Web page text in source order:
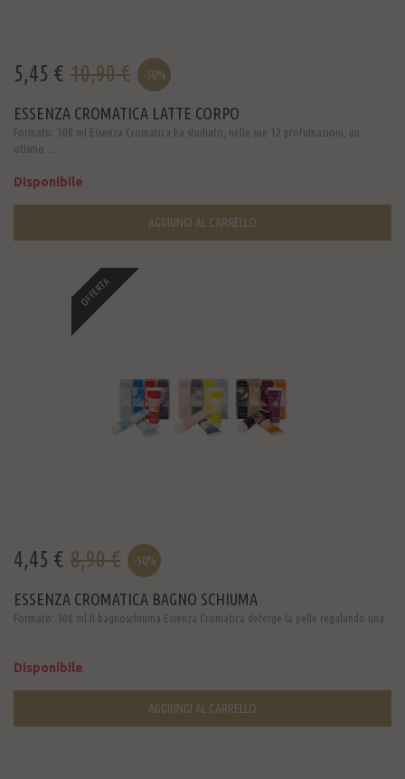
5,45 € 10,90 € -50%
ESSENZA CROMATICA LATTE CORPO
Formato: 300 ml Essenza Cromatica ha studiato, nelle sue 12 profumazioni, un
ottimo ...
Disponibile
AGGIUNGI AL CARRELLO
OFFERTA
4,45 € 8,90 € -50%
ESSENZA CROMATICA BAGNO SCHIUMA
Formato: 300 ml Il bagnoschiuma Essenza Cromatica deterge la pelle regalando una
Disponibile
AGGIUNGI AL CARRELLO